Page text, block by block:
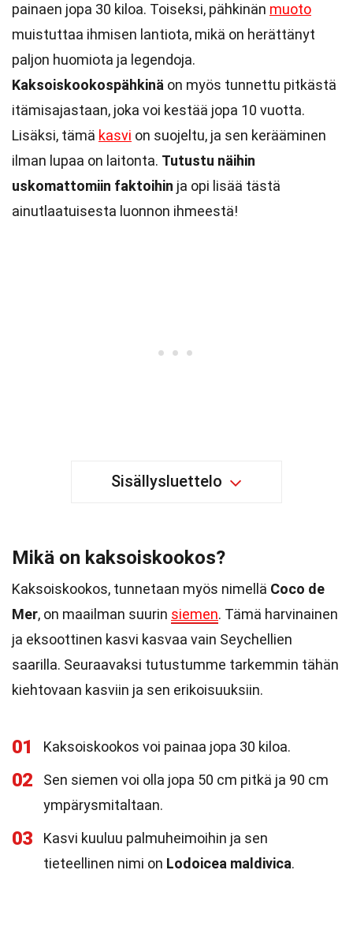
painaen jopa 30 kiloa. Toiseksi, pähkinän muoto
muistuttaa ihmisen lantiota, mikä on herättänyt
paljon huomiota ja legendoja.
Kaksoiskookospähkinä on myös tunnettu pitkästä
itämisajastaan, joka voi kestää jopa 10 vuotta.
Lisäksi, tämä kasvi on suojeltu, ja sen kerääminen
ilman lupaa on laitonta. Tutustu näihin
uskomattomiin faktoihin ja opi lisää tästä
ainutlaatuisesta luonnon ihmeestä!
Sisällysluettelo
Mikä on kaksoiskookos?
Kaksoiskookos, tunnetaan myös nimellä Coco de
Mer, on maailman suurin siemen. Tämä harvinainen
ja eksoottinen kasvi kasvaa vain Seychellien
saarilla. Seuraavaksi tutustumme tarkemmin tähän
kiehtovaan kasviin ja sen erikoisuuksiin.
01 Kaksoiskookos voi painaa jopa 30 kiloa.
02
Sen siemen voi olla jopa 50 cm pitkä ja 90 cm
ympärysmitaltaan.
03
Kasvi kuuluu palmuheimoihin ja sen
tieteellinen nimi on Lodoicea maldivica.